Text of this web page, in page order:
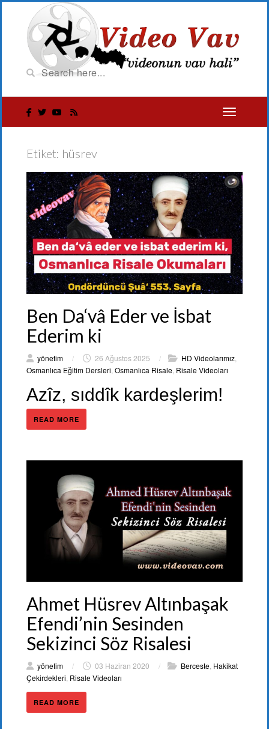
Etiket: hüsrev
Ben Da‘vâ Eder ve İsbat
Ederim ki
yönetim / 26 Ağustos 2025 / HD Videolarımız
Osmanlıca Eğitim Dersleri Osmanlıca Risale Risale Videoları
Azîz, sıddîk kardeşlerim!
READ MORE
Ahmet Hüsrev Altınbaşak
Efendi’nin Sesinden
Sekizinci Söz Risalesi
yönetim / 03 Haziran 2020 / Berceste Hakikat
Çekirdekleri Risale Videoları
READ MORE